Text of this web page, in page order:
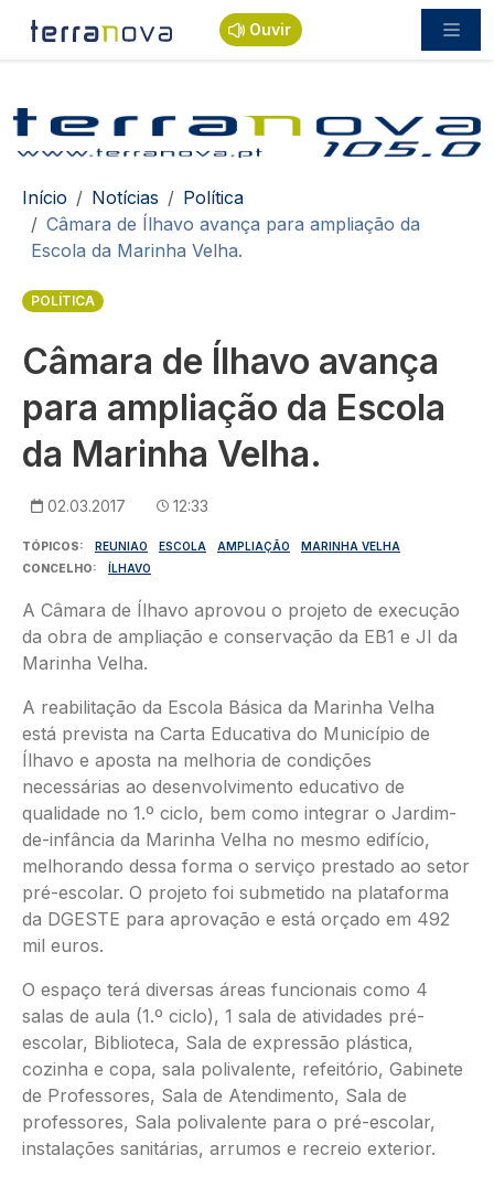
Passar para o conteúdo principal
Ouvir
Navegação estrutural
Início Notícias
Política
Câmara de Ílhavo avança para ampliação da
Escola da Marinha Velha.
POLÍTICA
Câmara de Ílhavo avança
para ampliação da Escola
da Marinha Velha.
02.03.2017 12:33
TÓPICOS REUNIAO ESCOLA AMPLIAÇÃO
MARINHA VELHA
CONCELHO
ÍLHAVO
A Câmara de Ílhavo aprovou o projeto de execução
da obra de ampliação e conservação da EB1 e JI da
Marinha Velha.
A reabilitação da Escola Básica da Marinha Velha
está prevista na Carta Educativa do Município de
Ílhavo e aposta na melhoria de condições
necessárias ao desenvolvimento educativo de
qualidade no 1.º ciclo, bem como integrar o Jardim-
de-infância da Marinha Velha no mesmo edifício,
melhorando dessa forma o serviço prestado ao setor
pré-escolar. O projeto foi submetido na plataforma
da DGESTE para aprovação e está orçado em 492
mil euros.
O espaço terá diversas áreas funcionais como 4
salas de aula (1.º ciclo), 1 sala de atividades pré-
escolar, Biblioteca, Sala de expressão plástica,
cozinha e copa, sala polivalente, refeitório, Gabinete
de Professores, Sala de Atendimento, Sala de
professores, Sala polivalente para o pré-escolar,
instalações sanitárias, arrumos e recreio exterior.